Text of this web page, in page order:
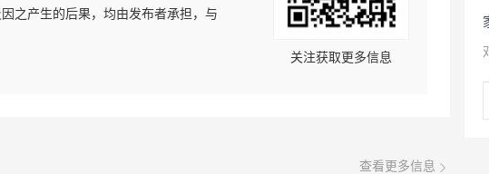
之产生的后果，均由发布者承担，与
关注获取更多信息
查看更多信息